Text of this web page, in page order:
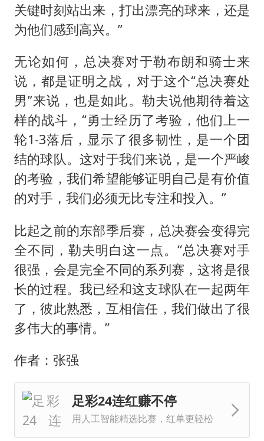
关键时刻站出来，打出漂亮的球来，还是
为他们感到高兴。”
无论如何，总决赛对于勒布朗和骑士来
说，都是证明之战，对于这个“总决赛处
男”来说，也是如此。勒夫说他期待着这
样的战斗，“勇士经历了考验，他们上一
轮1-3落后，显示了很多韧性，是一个团
结的球队。这对于我们来说，是一个严峻
的考验，我们希望能够证明自己是有价值
的对手，我们必须无比专注和投入。”
比起之前的东部季后赛，总决赛会变得完
全不同，勒夫明白这一点。“总决赛对手
很强，会是完全不同的系列赛，这将是很
长的过程。我已经和这支球队在一起两年
了，彼此熟悉，互相信任，我们做出了很
多伟大的事情。”
作者：张强
足彩24连红赚不停
用人工智能精选比赛，红单更轻松